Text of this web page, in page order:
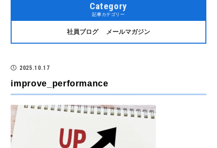
Category
記事カテゴリー
社員ブログ メールマガジン
2025.10.17
improve_performance